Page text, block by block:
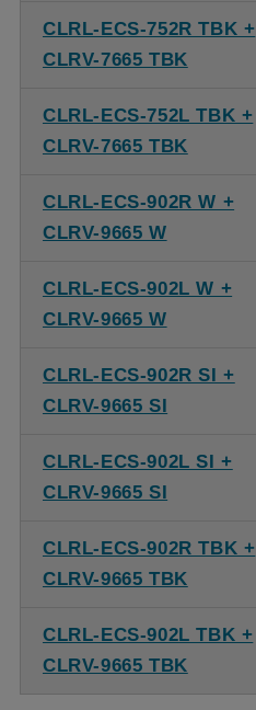
CLRL-ECS-752R TBK +
CLRV-7665 TBK
CLRL-ECS-752L TBK +
CLRV-7665 TBK
CLRL-ECS-902R W +
CLRV-9665 W
CLRL-ECS-902L W +
CLRV-9665 W
CLRL-ECS-902R SI +
CLRV-9665 SI
CLRL-ECS-902L SI +
CLRV-9665 SI
CLRL-ECS-902R TBK +
CLRV-9665 TBK
CLRL-ECS-902L TBK +
CLRV-9665 TBK